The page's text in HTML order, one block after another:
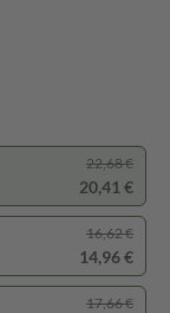
16,62 €
14,96 €
17,66 €
22,68 €
20,41 €